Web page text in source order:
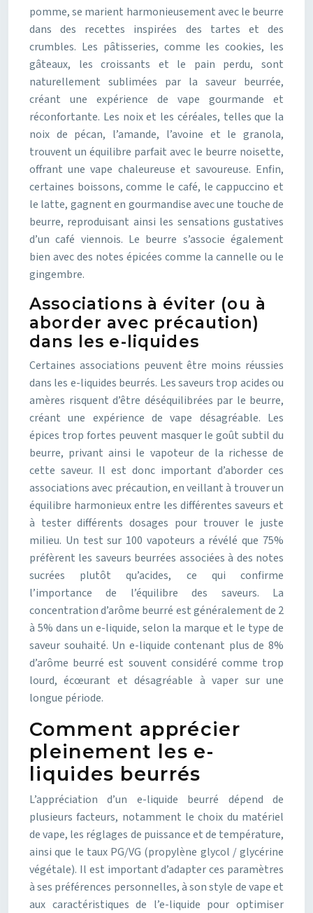
pomme, se marient harmonieusement avec le beurre
dans des recettes inspirées des tartes et des
crumbles. Les pâtisseries, comme les cookies, les
gâteaux, les croissants et le pain perdu, sont
naturellement sublimées par la saveur beurrée,
créant une expérience de vape gourmande et
réconfortante. Les noix et les céréales, telles que la
noix de pécan, l’amande, l’avoine et le granola,
trouvent un équilibre parfait avec le beurre noisette,
offrant une vape chaleureuse et savoureuse. Enfin,
certaines boissons, comme le café, le cappuccino et
le latte, gagnent en gourmandise avec une touche de
beurre, reproduisant ainsi les sensations gustatives
d’un café viennois. Le beurre s’associe également
bien avec des notes épicées comme la cannelle ou le
gingembre.
Associations à éviter (ou à
aborder avec précaution)
dans les e-liquides
Certaines associations peuvent être moins réussies
dans les e-liquides beurrés. Les saveurs trop acides ou
amères risquent d’être déséquilibrées par le beurre,
créant une expérience de vape désagréable. Les
épices trop fortes peuvent masquer le goût subtil du
beurre, privant ainsi le vapoteur de la richesse de
cette saveur. Il est donc important d’aborder ces
associations avec précaution, en veillant à trouver un
équilibre harmonieux entre les différentes saveurs et
à tester différents dosages pour trouver le juste
milieu. Un test sur 100 vapoteurs a révélé que 75%
préfèrent les saveurs beurrées associées à des notes
sucrées plutôt qu’acides, ce qui confirme
l’importance de l’équilibre des saveurs. La
concentration d’arôme beurré est généralement de 2
à 5% dans un e-liquide, selon la marque et le type de
saveur souhaité. Un e-liquide contenant plus de 8%
d’arôme beurré est souvent considéré comme trop
lourd, écœurant et désagréable à vaper sur une
longue période.
Comment apprécier
pleinement les e-
liquides beurrés
L’appréciation d’un e-liquide beurré dépend de
plusieurs facteurs, notamment le choix du matériel
de vape, les réglages de puissance et de température,
ainsi que le taux PG/VG (propylène glycol / glycérine
végétale). Il est important d’adapter ces paramètres
à ses préférences personnelles, à son style de vape et
aux caractéristiques de l’e-liquide pour optimiser